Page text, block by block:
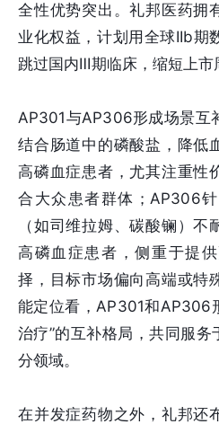
全性优势突出。礼邦医药拥
业化权益，计划用全球IIb期
跳过国内Ⅲ期临床，缩短上市
AP301与AP306形成场景互
结合肠道中的磷酸盐，降低
高磷血症患者，尤其注重性
合大众患者群体；AP306
（如司维拉姆、碳酸镧）
高磷血症患者，侧重于提
择，目标市场偏向高端或特
能定位看，AP301和AP306
治疗”的互补格局，共同服
分领域。
在并发症药物之外，礼邦还